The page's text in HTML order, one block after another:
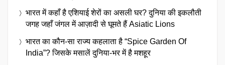
भारत में कहाँ है एशियाई शेरों का असली घर? दुनिया की इकलौती
जगह जहाँ जंगल में आज़ादी से घूमते हैं Asiatic Lions
भारत का कौन-सा राज्य कहलाता है “Spice Garden Of
India”? जिसके मसालें दुनिया-भर में है मशहूर